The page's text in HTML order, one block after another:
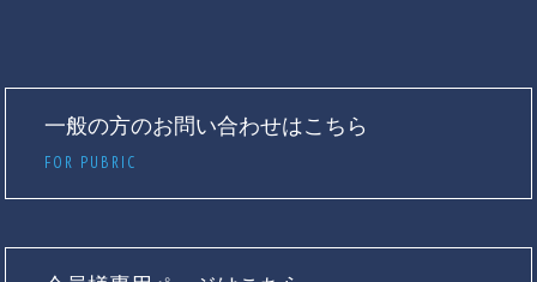
一般の方のお問い合わせはこちら
FOR PUBRIC